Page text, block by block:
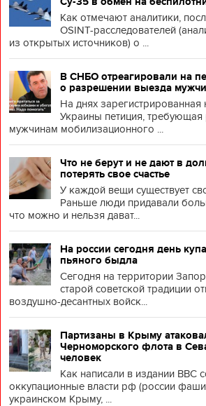
Как отмечают аналитики,
OSINT-расследователей
из открытых источников) о ...
В СНБО отреагировали на
о разрешении выезда
На днях зарегистрированная
Украины петиция,
мужчинам мобилизационного ...
Что не берут и не дают в
потерять свое счастье
У каждой вещи существует
Раньше люди придавали
что можно и нельзя дават...
На россии сегодня день
пьяного быдла
Сегодня на территории
старой советской традиции
воздушно-десантных войск...
Партизаны в Крыму
Черноморского флота в
человек
Как написали в издании BBC
оккупационные власти рф (россии
украинском Крыму, ...